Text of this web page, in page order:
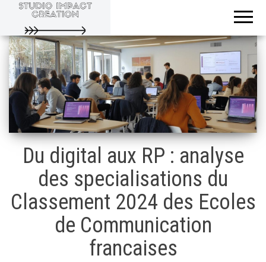
Creation
Du digital aux RP : analyse
des specialisations du
Classement 2024 des Ecoles
de Communication
francaises